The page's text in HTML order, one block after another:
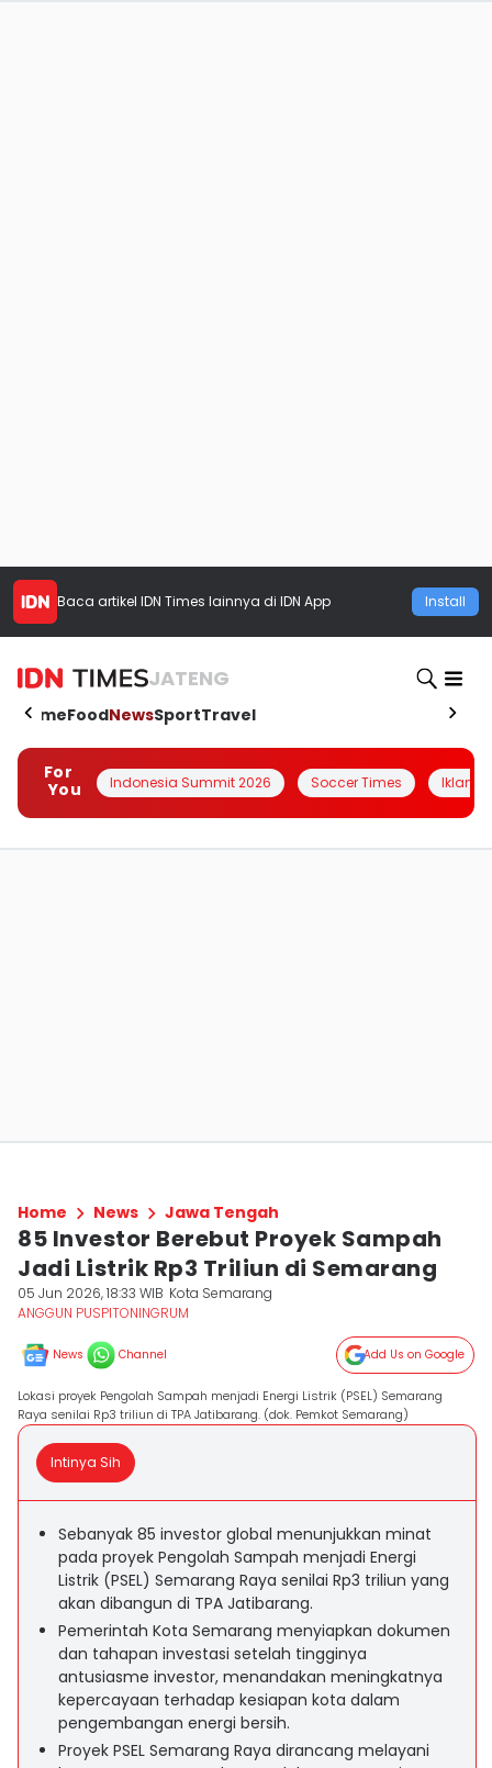
Baca artikel IDN Times lainnya di IDN App Install
JATENG
HomeFoodNewsSportTravel
For
You
Indonesia Summit 2026 Soccer Times Iklanin
Home News Jawa Tengah
85 Investor Berebut Proyek Sampah
Jadi Listrik Rp3 Triliun di Semarang
05 Jun 2026, 18:33 WIB Kota Semarang
ANGGUN PUSPITONINGRUM
News Channel Add Us on Google
Lokasi proyek Pengolah Sampah menjadi Energi Listrik (PSEL) Semarang
Raya senilai Rp3 triliun di TPA Jatibarang. (dok. Pemkot Semarang)
Intinya Sih
Sebanyak 85 investor global menunjukkan minat
pada proyek Pengolah Sampah menjadi Energi
Listrik (PSEL) Semarang Raya senilai Rp3 triliun yang
akan dibangun di TPA Jatibarang.
Pemerintah Kota Semarang menyiapkan dokumen
dan tahapan investasi setelah tingginya
antusiasme investor, menandakan meningkatnya
kepercayaan terhadap kesiapan kota dalam
pengembangan energi bersih.
Proyek PSEL Semarang Raya dirancang melayani